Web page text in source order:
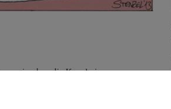
sein, dass die Kanzlerin gewonnen
Baumann hat ihren triumphalen